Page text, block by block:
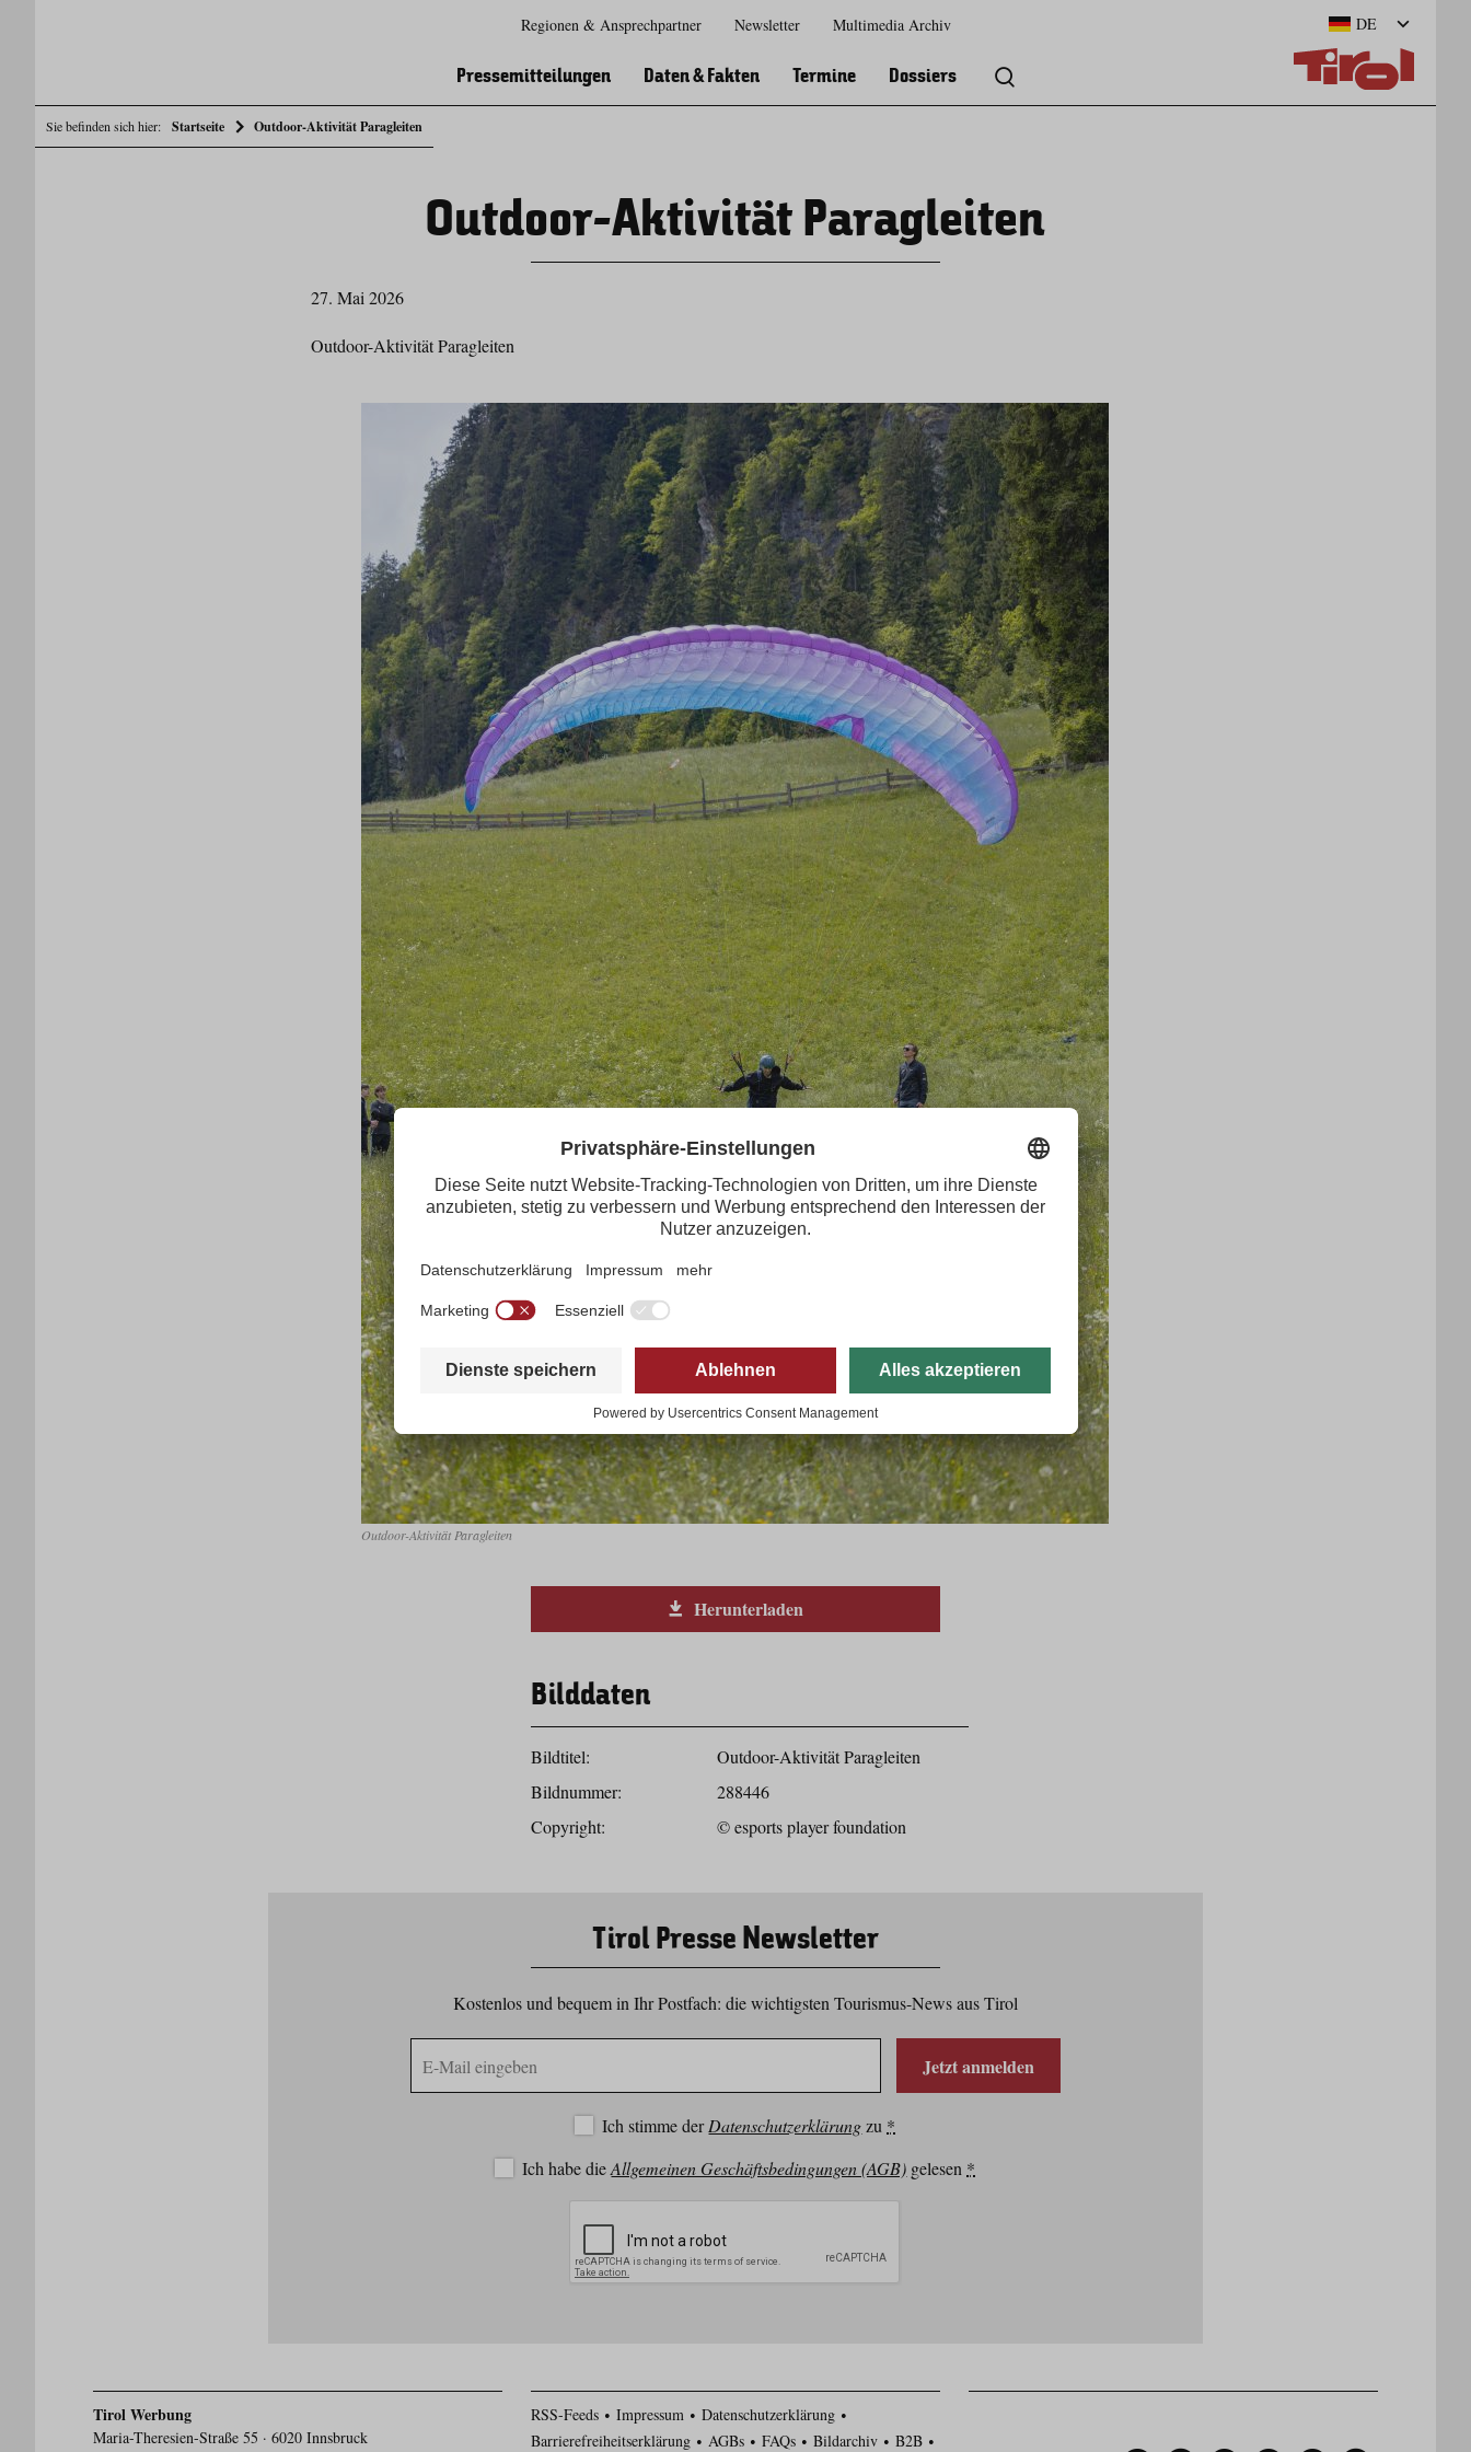
Sie befinden sich hier: Startseite Outdoor-Aktivität Paragleiten
Zur
Zur
Zum
Zum
DE
Pressemitteilungen Daten & Fakten Termine Dossiers
Regionen & Ansprechpartner Newsletter Multimedia Archiv
Outdoor-Aktivität Paragleiten
27. Mai 2026
Outdoor-Aktivität Paragleiten
Outdoor-Aktivität Paragleiten
Herunterladen
Bilddaten
Bildtitel:
Outdoor-Aktivität Paragleiten
Bildnummer:
288446
Copyright:
© esports player foundation
Tirol Presse Newsletter
Kostenlos und bequem in Ihr Postfach: die wichtigsten Tourismus-News aus Tirol
Mail
Jetzt anmelden
Ich stimme derDatenschutzerklärung zu *
Ich habe dieAllgemeinen Geschäftsbedingungen (AGB) gelesen *
Tirol Werbung
Maria-Theresien-Straße 55 · 6020 Innsbruck
RSS-Feeds Impressum
Datenschutzerklärung
Barrierefreiheitserklärung
AGBs FAQs Bildarchiv B2B